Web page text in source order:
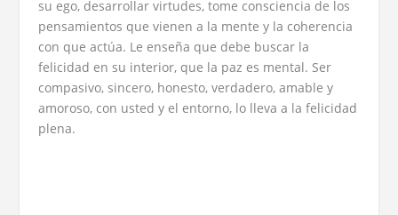
su ego, desarrollar virtudes, tome consciencia de los
pensamientos que vienen a la mente y la coherencia
con que actúa. Le enseña que debe buscar la
felicidad en su interior, que la paz es mental. Ser
compasivo, sincero, honesto, verdadero, amable y
amoroso, con usted y el entorno, lo lleva a la felicidad
plena.